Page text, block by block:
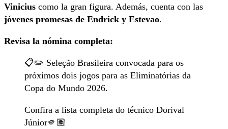
Vinicius como la gran figura. Además, cuenta con las
jóvenes promesas de Endrick y Estevao.
Revisa la nómina completa:
📋✏️ Seleção Brasileira convocada para os
próximos dois jogos para as Eliminatórias da
Copa do Mundo 2026.
Confira a lista completa do técnico Dorival
Júnior🫵🏽